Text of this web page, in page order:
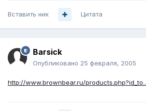
Вставить ник Цитата
Barsick
Опубликовано 25 февраля, 2005
http://www.brownbear.ru/